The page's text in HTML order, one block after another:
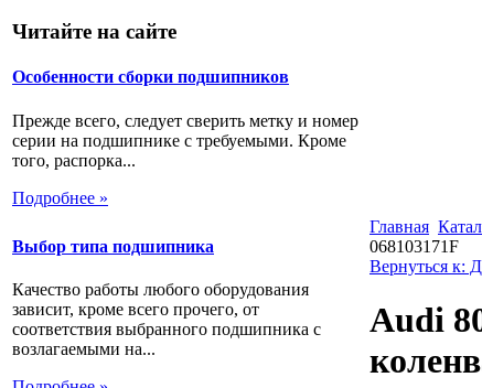
Читайте на сайте
Особенности сборки подшипников
Прежде всего, следует сверить метку и номер
серии на подшипнике с требуемыми. Кроме
того, распорка...
Подробнее »
Выбор типа подшипника
Качество работы любого оборудования
зависит, кроме всего прочего, от
соответствия выбранного подшипника с
возлагаемыми на...
Главная
068103171F
Вернуться к:
Audi